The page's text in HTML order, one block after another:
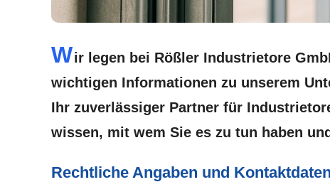
Wir legen bei Rößler Industrietore
wichtigen Informationen zu unserem
Ihr zuverlässiger Partner für
wissen, mit wem Sie es zu tun haben
Rechtliche Angaben und Kontaktdaten